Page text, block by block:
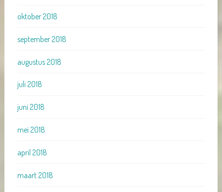
oktober 2018
september 2018
augustus 2018
juli 2018
juni 2018
mei 2018
april 2018
maart 2018